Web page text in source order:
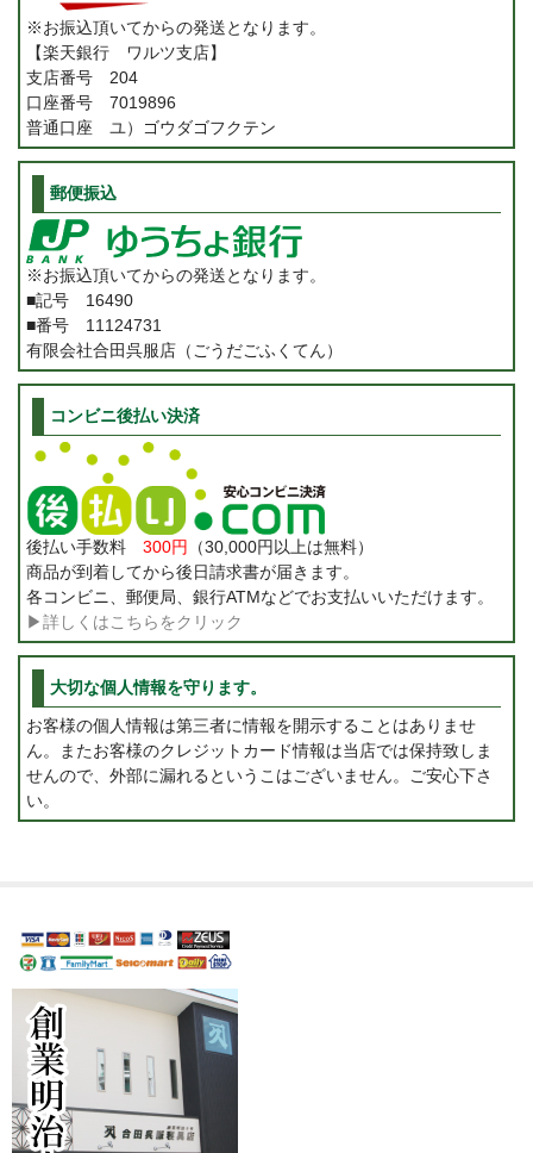
※お振込頂いてからの発送となります。
【楽天銀行 ワルツ支店】
支店番号 204
口座番号 7019896
普通口座 ユ）ゴウダゴフクテン
郵便振込
※お振込頂いてからの発送となります。
■記号 16490
■番号 11124731
有限会社合田呉服店（ごうだごふくてん）
コンビニ後払い決済
後払い手数料 300円
（30,000円以上は無料）
商品が到着してから後日請求書が届きます。
各コンビニ、郵便局、銀行ATMなどでお支払いいただけます。
▶詳しくはこちらをクリック
大切な個人情報を守ります。
お客様の個人情報は第三者に情報を開示することはありませ
ん。またお客様のクレジットカード情報は当店では保持致しま
せんので、外部に漏れるというこはございません。ご安心下さ
い。